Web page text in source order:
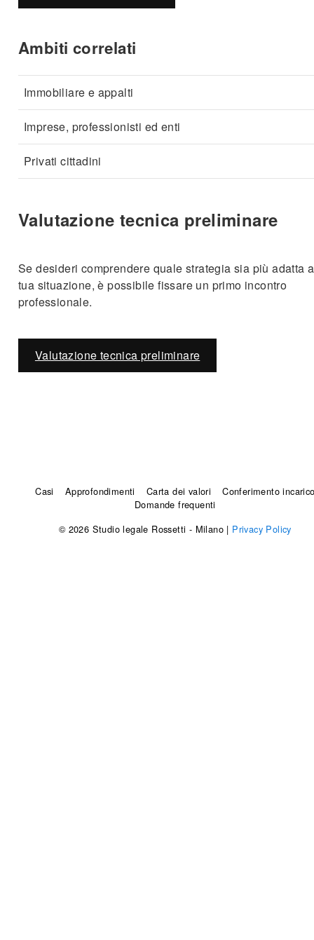
Ambiti correlati
Immobiliare e appalti
Imprese, professionisti ed enti
Privati cittadini
Valutazione tecnica preliminare
Se desideri comprendere quale strategia sia più adatta
tua situazione, è possibile fissare un primo incontro
professionale.
Valutazione tecnica preliminare
Casi Approfondimenti Carta dei valori
Conferimento
Domande frequenti
© 2026 Studio legale Rossetti - Milano | Privacy Policy